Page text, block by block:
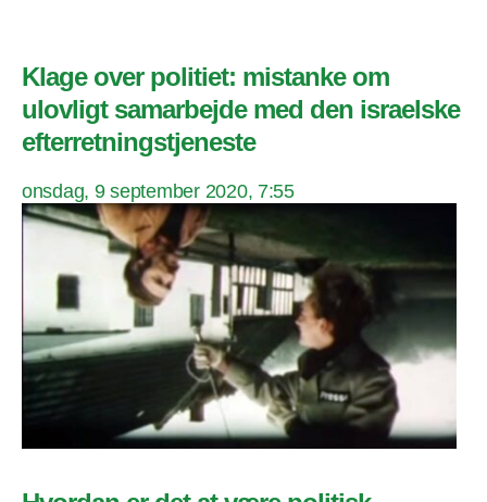
Klage over politiet: mistanke om
ulovligt samarbejde med den israelske
efterretningstjeneste
onsdag, 9 september 2020, 7:55